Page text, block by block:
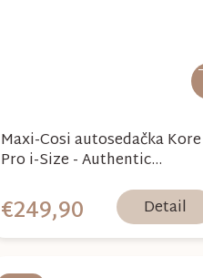
Maxi-Cosi autosedačka Kore
Pro i-Size - Authentic
€249,90 Detail